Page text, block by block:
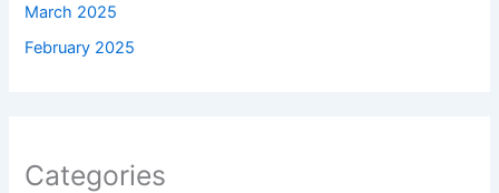
March 2025
February 2025
Categories